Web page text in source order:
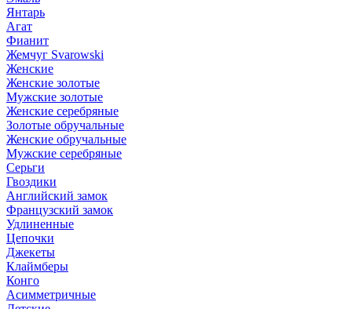
Янтарь
Агат
Фианит
Жемчуг Svarowski
Женские
Женские золотые
Мужские золотые
Женские серебряные
Золотые обручальные
Женские обручальные
Мужские серебряные
Серьги
Гвоздики
Английский замок
Французский замок
Удлиненные
Цепочки
Джекеты
Клаймберы
Конго
Асимметричные